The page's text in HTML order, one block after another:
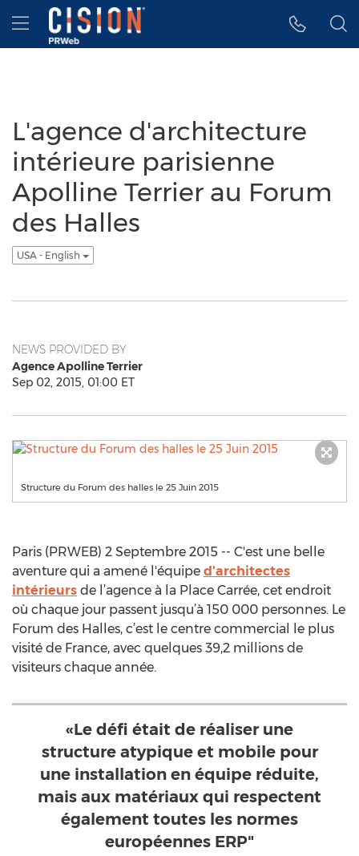
Accessibility Statement
Skip Navigation
Hamburger menu
L'agence d'architecture
intérieure parisienne
Apolline Terrier au Forum
des Halles
USA - English
NEWS PROVIDED BY
Agence Apolline Terrier
Sep 02, 2015, 01:00 ET
Structure du Forum des halles le 25 Juin 2015
Paris (PRWEB) 2 Septembre 2015 -- C'est une belle
aventure qui a amené l'équipe d'architectes
intérieurs de l’agence à la Place Carrée, cet endroit
où chaque jour passent jusqu’à 150 000 personnes. Le
Forum des Halles, c’est le centre commercial le plus
visité de France, avec quelques 39,2 millions de
visiteurs chaque année.
«Le défi était de réaliser une
structure atypique et mobile pour
une installation en équipe réduite,
mais aux matériaux qui respectent
également toutes les normes
européennes ERP"